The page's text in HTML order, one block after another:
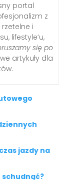
portal
z
i
lifestyle’u,
się po
artykuły dla
jazdy na